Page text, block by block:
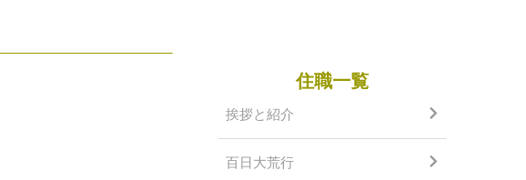
住職一覧
挨拶と紹介
百日大荒行